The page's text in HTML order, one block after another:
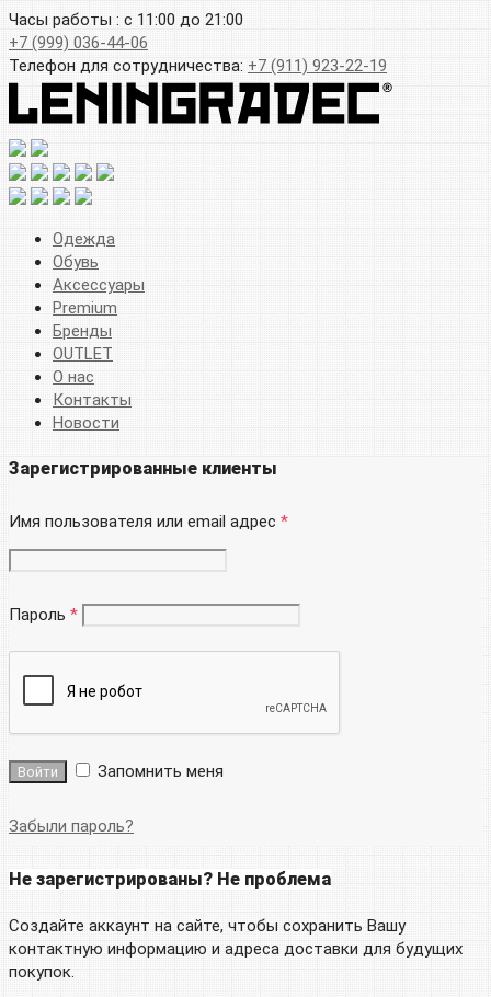
Часы работы : с 11:00 до 21:00
+7 (999) 036-44-06
Телефон для сотрудничества: +7 (911) 923-22-19
Одежда
Обувь
Аксессуары
Premium
Бренды
OUTLET
О нас
Контакты
Новости
Зарегистрированные клиенты
Имя пользователя или email адрес *
Пароль *
Запомнить меня
Забыли пароль?
Не зарегистрированы? Не проблема
Создайте аккаунт на сайте, чтобы сохранить Вашу
контактную информацию и адреса доставки для будущих
покупок.